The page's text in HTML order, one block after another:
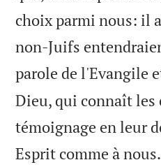
choix parmi nous: il
non-Juifs
parole de l'Evangile
Dieu, qui connaît
témoignage en leur
Esprit comme à nous.